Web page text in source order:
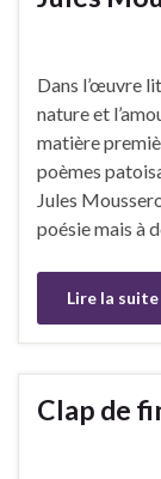
Dans l’œuvre
nature et
matière
poèmes
Jules
poésie mais à
Lire la suite
Clap de